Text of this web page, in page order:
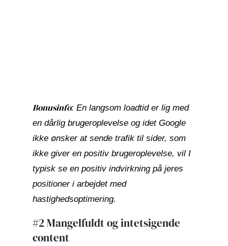
Bonusinfo: En langsom loadtid er lig med
en dårlig brugeroplevelse og idet Google
ikke ønsker at sende trafik til sider, som
ikke giver en positiv brugeroplevelse, vil I
typisk se en positiv indvirkning på jeres
positioneri arbejdet med
hastighedsoptimering.
#2 Mangelfuldt og intetsigende
content